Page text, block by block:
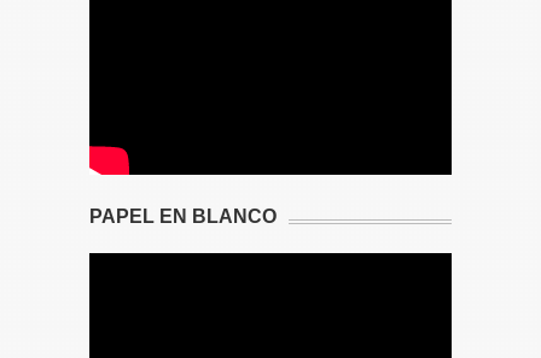
PAPEL EN BLANCO